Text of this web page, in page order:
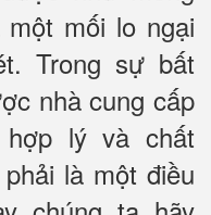
mối lo ngại
Trong sự bất
nhà cung cấp
lý và chất
là một điều